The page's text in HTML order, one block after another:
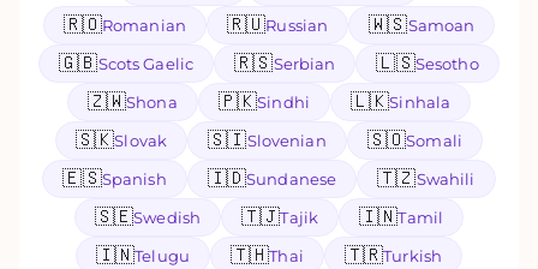
🇷🇴Romanian 🇷🇺Russian 🇼🇸Samoan
🇬🇧Scots Gaelic 🇷🇸Serbian 🇱🇸Sesotho
🇿🇼Shona 🇵🇰Sindhi 🇱🇰Sinhala
🇸🇰Slovak 🇸🇮Slovenian 🇸🇴Somali
🇪🇸Spanish 🇮🇩Sundanese 🇹🇿Swahili
🇸🇪Swedish 🇹🇯Tajik 🇮🇳Tamil
🇮🇳Telugu 🇹🇭Thai 🇹🇷Turkish